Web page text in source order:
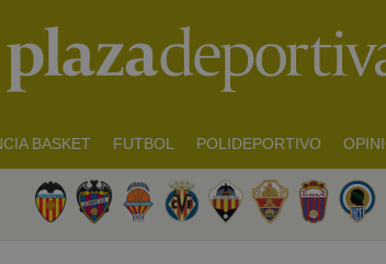
BASKET FUTBOL POLIDEPORTIVO